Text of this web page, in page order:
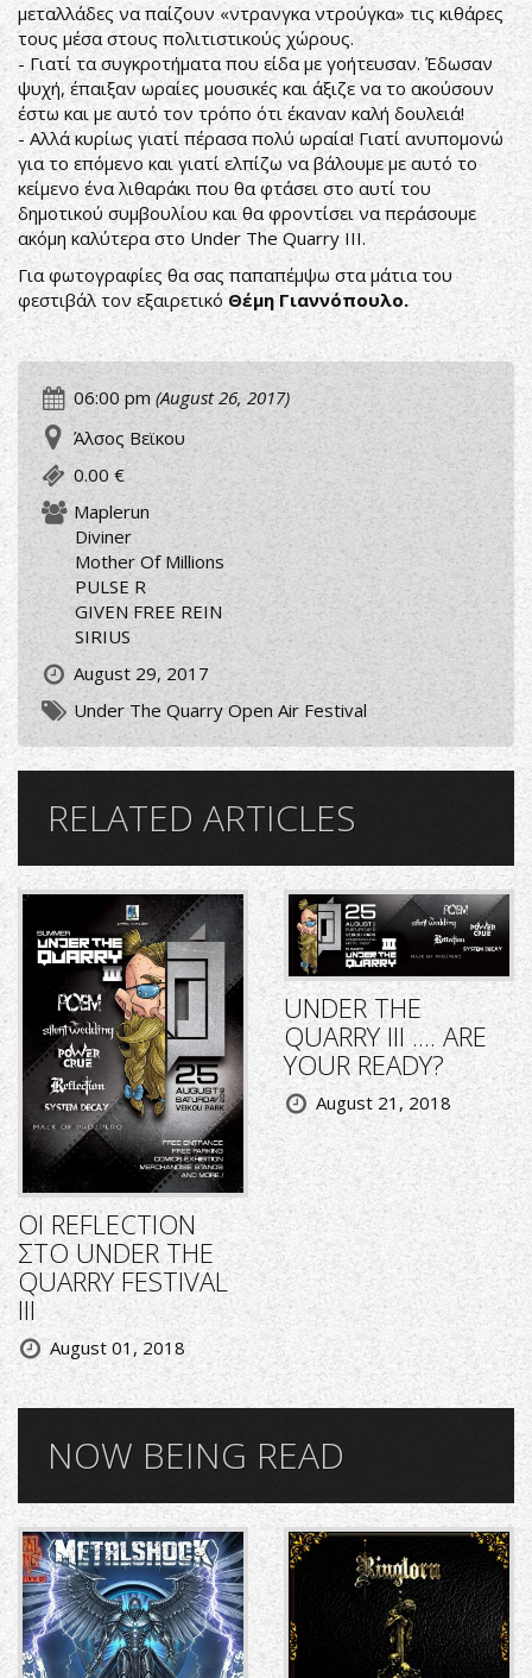
μεταλλάδες να παίζουν «ντρανγκα ντρούγκα» τις κιθάρες
τους μέσα στους πολιτιστικούς χώρους.
- Γιατί τα συγκροτήματα που είδα με γοήτευσαν. Έδωσαν
ψυχή, έπαιξαν ωραίες μουσικές και άξιζε να το ακούσουν
έστω και με αυτό τον τρόπο ότι έκαναν καλή δουλειά!
- Αλλά κυρίως γιατί πέρασα πολύ ωραία! Γιατί ανυπομονώ
για το επόμενο και γιατί ελπίζω να βάλουμε με αυτό το
κείμενο ένα λιθαράκι που θα φτάσει στο αυτί του
δημοτικού συμβουλίου και θα φροντίσει να περάσουμε
ακόμη καλύτερα στο Under The Quarry III.
Για φωτογραφίες θα σας παπαπέμψω στα μάτια του
φεστιβάλ τον εξαιρετικό Θέμη Γιαννόπουλο.
06:00 pm (August 26, 2017)
Άλσος Βεϊκου
0.00 €
Maplerun
Diviner
Mother Of Millions
PULSE R
GIVEN FREE REIN
SIRIUS
August 29, 2017
Under The Quarry Open Air Festival
RELATED ARTICLES
ΟΙ REFLECTION
ΣΤΟ UNDER THE
QUARRY FESTIVAL
III
August 01, 2018
UNDER THE
QUARRY III .... ARE
YOUR READY?
August 21, 2018
NOW BEING READ